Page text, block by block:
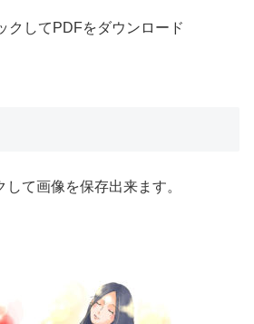
クしてPDFをダウンロード
て画像を保存出来ます。